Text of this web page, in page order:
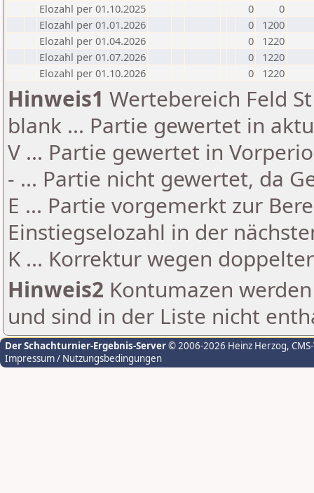
Elozahl per 01.10.2025
0
0
Elozahl per 01.01.2026
0
1200
Elozahl per 01.04.2026
0
1220
Elozahl per 01.07.2026
0
1220
Elozahl per 01.10.2026
0 1220
Hinweis1 Wertebereich Feld
blank ... Partie gewertet in
V ... Partie gewertet in
- ... Partie nicht gewertet, da
E ... Partie vorgemerkt zur
Einstiegselozahl in der
K ... Korrektur wegen
Hinweis2 Kontumazen
und sind in der Liste nicht
Der Schachturnier-Ergebnis-Server© 2006-2026 Heinz Herzog,
Impressum / Nutzungsbedingungen